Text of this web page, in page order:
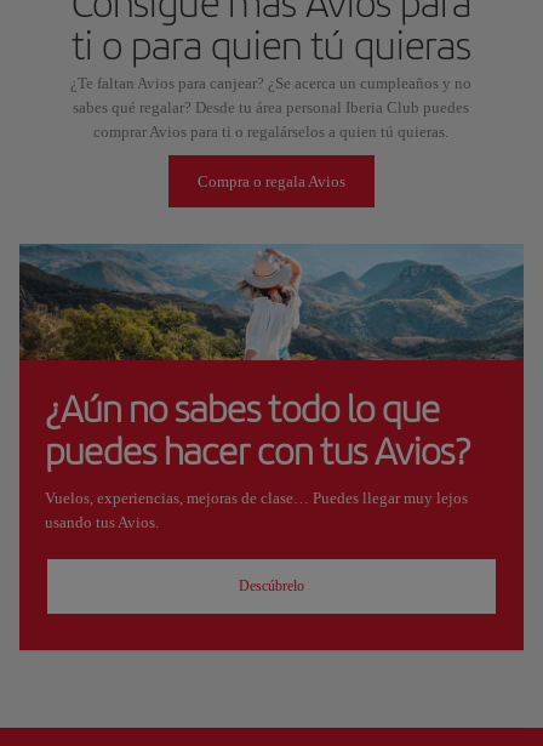
ti o para quien tú quieras
¿Te faltan Avios para canjear? ¿Se acerca un cumpleaños y no
sabes qué regalar? Desde tu área personal Iberia Club puedes
comprar Avios para ti o regalárselos a quien tú quieras.
Compra o regala Avios
¿Aún no sabes todo lo que
puedes hacer con tus Avios?
Vuelos, experiencias, mejoras de clase… Puedes llegar muy lejos
usando tus Avios.
Descúbrelo